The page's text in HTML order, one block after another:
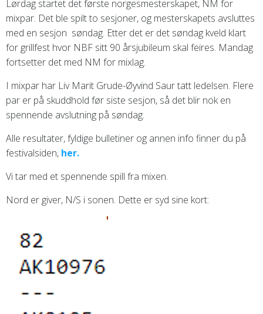
Lørdag startet det første norgesmesterskapet, NM for
mixpar. Det ble spilt to sesjoner, og mesterskapets avsluttes
med en sesjon søndag. Etter det er det søndag kveld klart
for grillfest hvor NBF sitt 90 årsjubileum skal feires. Mandag
fortsetter det med NM for mixlag.
I mixpar har Liv Marit Grude-Øyvind Saur tatt ledelsen. Flere
par er på skuddhold før siste sesjon, så det blir nok en
spennende avslutning på søndag.
Alle resultater, fyldige bulletiner og annen info finner du på
festivalsiden, her.
Vi tar med et spennende spill fra mixen.
Nord er giver, N/S i sonen. Dette er syd sine kort: